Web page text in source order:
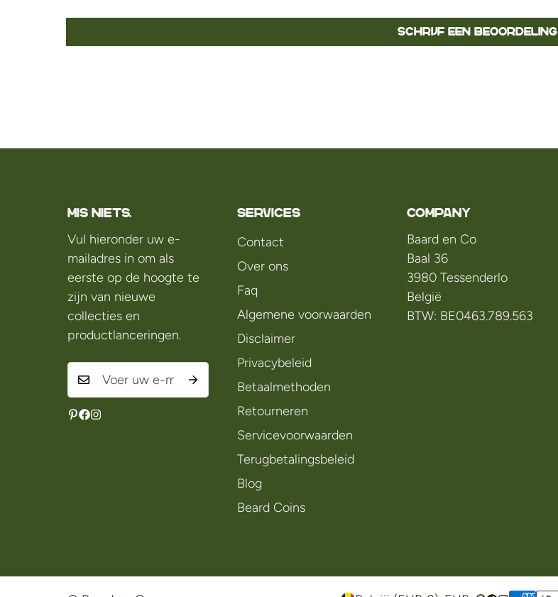
Schrijf een beoordeling
Mis niets.
Vul hieronder uw e-
mailadres in om als
eerste op de hoogte te
zijn van nieuwe
collecties en
productlanceringen.
Services
Contact
Over ons
Faq
Algemene voorwaarden
Disclaimer
Privacybeleid
Betaalmethoden
Retourneren
Servicevoorwaarden
Terugbetalingsbeleid
Blog
Beard Coins
Company
Baard en Co
Baal 36
3980 Tessenderlo
België
BTW: BE0463.789.563